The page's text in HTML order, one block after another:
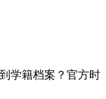
学籍档案？官方时